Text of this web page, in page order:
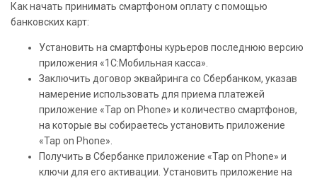
Как начать принимать смартфоном оплату с помощью
банковских карт:
Установить на смартфоны курьеров последнюю версию
приложения «1С:Мобильная касса».
Заключить договор эквайринга со Сбербанком, указав
намерение использовать для приема платежей
приложение «Tap on Phone» и количество смартфонов,
на которые вы собираетесь установить приложение
«Tap on Phone».
Получить в Сбербанке приложение «Tap on Phone» и
ключи для его активации. Установить приложение на